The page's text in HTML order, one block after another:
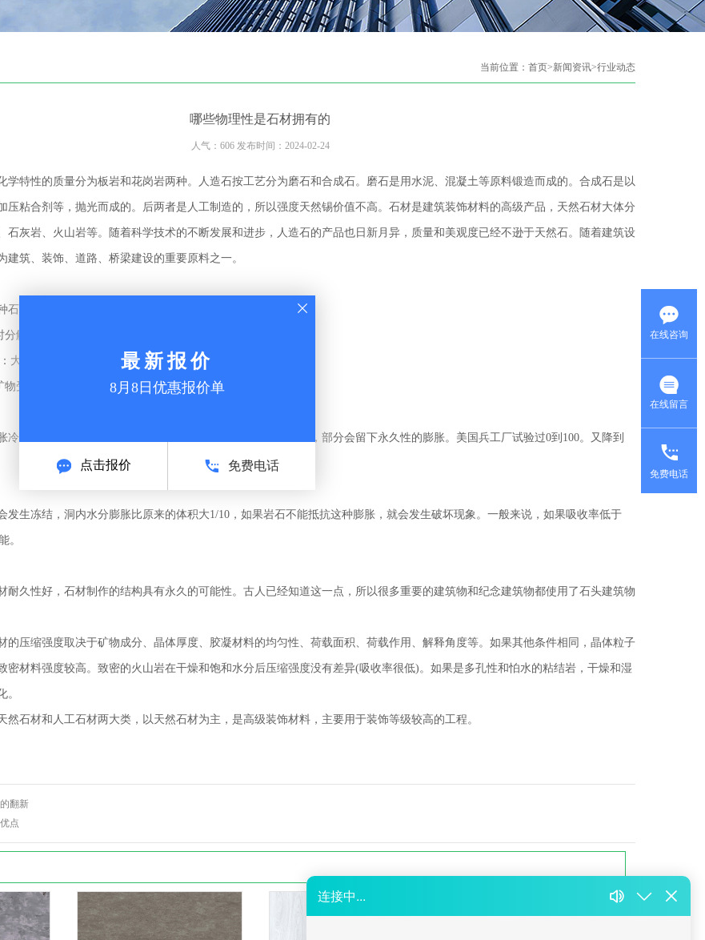
当前位置： 首页>新闻资讯>行业动态
哪些物理性是石材拥有的
人气：606 发布时间：2024-02-24
学特性的质量分为板岩和花岗岩两种。人造石按工艺分为磨石和合成石。磨石是用水泥、混凝土等原料锻造而成的。合成石是以
压粘合剂等，抛光而成的。后两者是人工制造的，所以强度天然锡价值不高。石材是建筑装饰材料的高级产品，天然石材大体分
石灰岩、火山岩等。随着科学技术的不断发展和进步，人造石的产品也日新月异，质量和美观度已经不逊于天然石。随着建筑设
建筑、装饰、道路、桥梁建设的重要原料之一。
石材都不同。有些石材因高温作用而发生化学分解。
解。
大于910时分解。
受热不均，开裂
冷轴，但如果受热后再次冷却，收缩就不能恢复到原来的体积，部分会留下永久性的膨胀。美国兵工厂试验过0到100。又降到
发生冻结，洞内水分膨胀比原来的体积大1/10，如果岩石不能抵抗这种膨胀，就会发生破坏现象。一般来说，如果吸收率低于
。
耐久性好，石材制作的结构具有永久的可能性。古人已经知道这一点，所以很多重要的建筑物和纪念建筑物都使用了石头建筑物
的压缩强度取决于矿物成分、晶体厚度、胶凝材料的均匀性、荷载面积、荷载作用、解释角度等。如果其他条件相同，晶体粒子
密材料强度较高。致密的火山岩在干燥和饱和水分后压缩强度没有差异(吸收率很低)。如果是多孔性和怕水的粘结岩，干燥和湿
。
然石材和人工石材两大类，以天然石材为主，是高级装饰材料，主要用于装饰等级较高的工程。
翻新
点
在线咨询
在线留言
免费电话
最新报价
8月8日优惠报价单
点击报价 免费电话